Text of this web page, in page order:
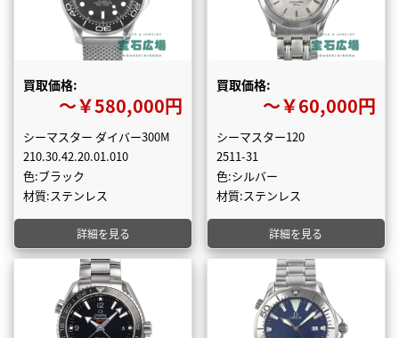
買取価格:
〜￥580,000円
シーマスター ダイバー300M
210.30.42.20.01.010
色:ブラック
材質:ステンレス
詳細を見る
買取価格:
〜￥60,000円
シーマスター120
2511-31
色:シルバー
材質:ステンレス
詳細を見る